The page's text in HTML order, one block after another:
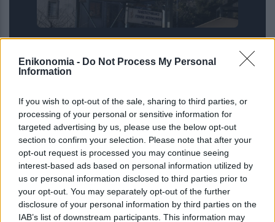
Enikonomia - Do Not Process My Personal
Information
If you wish to opt-out of the sale, sharing to third parties, or
processing of your personal or sensitive information for
targeted advertising by us, please use the below opt-out
section to confirm your selection. Please note that after your
opt-out request is processed you may continue seeing
interest-based ads based on personal information utilized by
us or personal information disclosed to third parties prior to
your opt-out. You may separately opt-out of the further
disclosure of your personal information by third parties on the
IAB’s list of downstream participants. This information may
«Αττικόν» – Εκτός λειτουργίας και τα
δύο μηχανήματα